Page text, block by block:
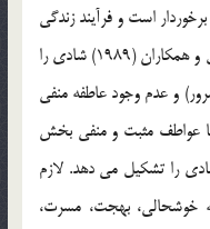
است و فرآيند زندگي
خود و ديگران را مثبت ارزيابي مي کند. آرجايل و همکاران (1989) شادي را
و عدم وجود عاطفه منفي
عواطف مثبت و منفي بخش
را تشکيل مي دهد. لازم
خوشحالي، بهجت، مسرت،